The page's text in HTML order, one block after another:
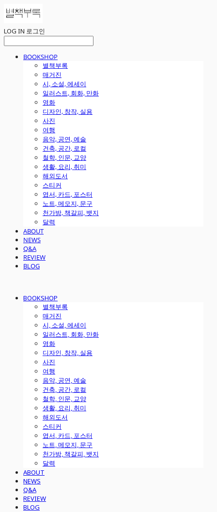
LOG IN 로그인
BOOKSHOP
별책부록
매거진
시, 소설, 에세이
일러스트, 회화, 만화
영화
디자인, 창작, 실용
사진
여행
음악, 공연, 예술
건축, 공간, 로컬
철학, 인문, 교양
생활, 요리, 취미
해외도서
스티커
엽서, 카드, 포스터
노트, 메모지, 문구
천가방, 책갈피, 뱃지
달력
ABOUT
NEWS
Q&A
REVIEW
BLOG
BOOKSHOP
별책부록
매거진
시, 소설, 에세이
일러스트, 회화, 만화
영화
디자인, 창작, 실용
사진
여행
음악, 공연, 예술
건축, 공간, 로컬
철학, 인문, 교양
생활, 요리, 취미
해외도서
스티커
엽서, 카드, 포스터
노트, 메모지, 문구
천가방, 책갈피, 뱃지
달력
ABOUT
NEWS
Q&A
REVIEW
BLOG